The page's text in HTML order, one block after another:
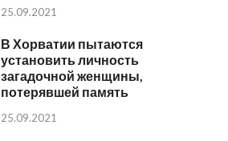
25.09.2021
В Хорватии пытаются
установить личность
загадочной женщины,
потерявшей память
25.09.2021